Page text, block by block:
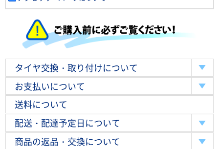
タイヤ交換・取り付けについて
お支払いについて
送料について
配送・配達予定日について
商品の返品・交換について